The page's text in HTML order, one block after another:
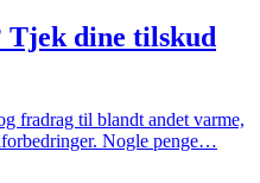
Tjek dine tilskud
fradrag til blandt andet varme,
Nogle penge…